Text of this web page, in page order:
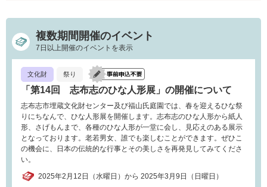
複数期間開催のイベント
7日以上開催のイベントを表示
文化財 祭り
「第14回 志布志のひな人形展」の開催について
志布志市埋蔵文化財センター及び福山氏庭園では、春を迎えるひな祭
りにちなんで、ひな人形展を開催します。志布志のひな人形から紙人
形、さげもんまで、各種のひな人形が一堂に会し、見応えのある展示
となっております。老若男女、誰でも楽しむことができます。ぜひこ
の機会に、日本の伝統的な行事とその美しさを再発見してみてくださ
い。
2025年2月12日（水曜日）から 2025年3月9日（日曜日）